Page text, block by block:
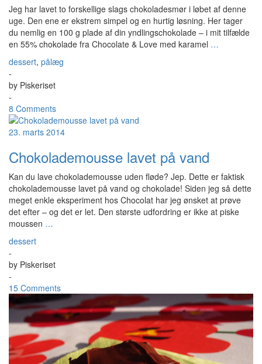
Jeg har lavet to forskellige slags chokoladesmør i løbet af denne
uge. Den ene er ekstrem simpel og en hurtig løsning. Her tager
du nemlig en 100 g plade af din yndlingschokolade – i mit tilfælde
en 55% chokolade fra Chocolate & Love med karamel …
dessert, pålæg
-
by Piskeriset
-
8 Comments
23. marts 2014
Chokolademousse lavet på vand
Kan du lave chokolademousse uden fløde? Jep. Dette er faktisk
chokolademousse lavet på vand og chokolade! Siden jeg så dette
meget enkle eksperiment hos Chocolat har jeg ønsket at prøve
det efter – og det er let. Den største udfordring er ikke at piske
moussen …
dessert
-
by Piskeriset
-
15 Comments